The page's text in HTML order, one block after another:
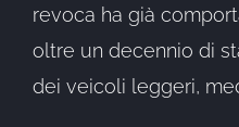
revoca ha già
oltre un decennio di
dei veicoli leggeri,